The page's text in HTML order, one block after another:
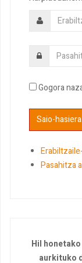
Gogora
Pasahitza
Hil
aurkituko